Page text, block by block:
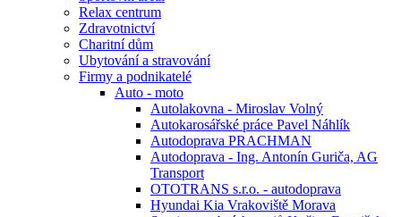
Relax centrum
Zdravotnictví
Charitní dům
Ubytování a stravování
Firmy a podnikatelé
Auto - moto
Autolakovna - Miroslav Volný
Autokarosářské práce Pavel Náhlík
Autodoprava PRACHMAN
Autodoprava - Ing. Antonín Guriča, AG
Transport
OTOTRANS s.r.o. - autodoprava
Hyundai Kia Vrakoviště Morava